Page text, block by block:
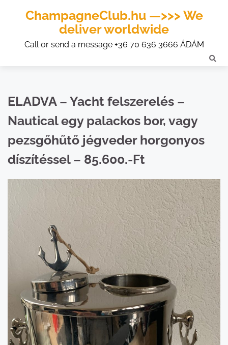
ChampagneClub.hu —>>> We
deliver worldwide
Call or send a message +36 70 636 3666 ÁDÁM
ELADVA – Yacht felszerelés –
Nautical egy palackos bor, vagy
pezsgőhűtő jégveder horgonyos
díszítéssel – 85.600.-Ft